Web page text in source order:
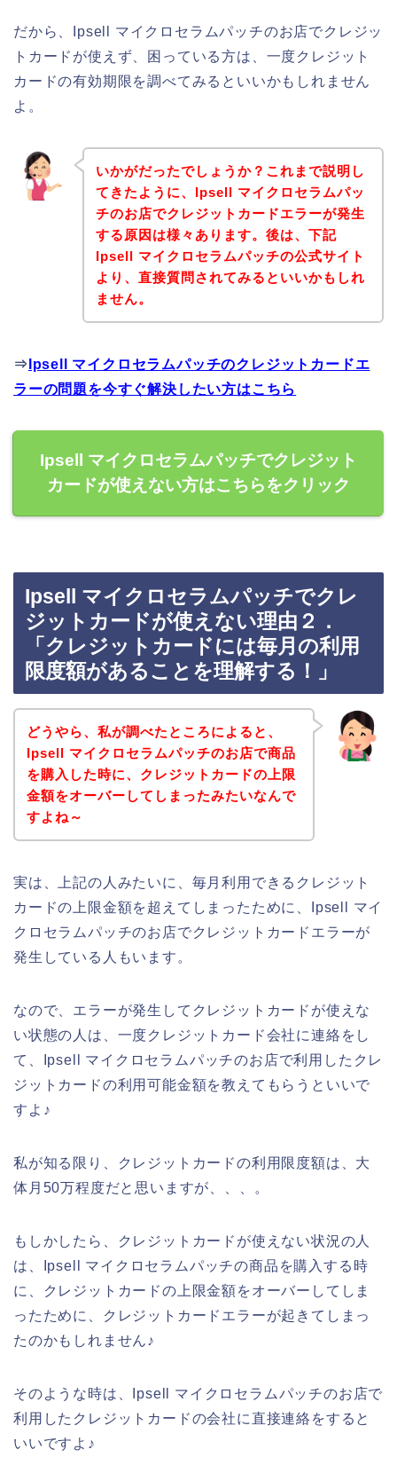
だから、Ipsell マイクロセラムパッチのお店でクレジッ
トカードが使えず、困っている方は、一度クレジット
カードの有効期限を調べてみるといいかもしれません
よ。
いかがだったでしょうか？これまで説明し
てきたように、Ipsell マイクロセラムパッ
チのお店でクレジットカードエラーが発生
する原因は様々あります。後は、下記
Ipsell マイクロセラムパッチの公式サイト
より、直接質問されてみるといいかもしれ
ません。
⇒ Ipsell マイクロセラムパッチのクレジットカードエ
ラーの問題を今すぐ解決したい方はこちら
Ipsell マイクロセラムパッチでクレジット
カードが使えない方はこちらをクリック
Ipsell マイクロセラムパッチでクレ
ジットカードが使えない理由２．
「クレジットカードには毎月の利用
限度額があることを理解する！」
どうやら、私が調べたところによると、
Ipsell マイクロセラムパッチのお店で商品
を購入した時に、クレジットカードの上限
金額をオーバーしてしまったみたいなんで
すよね～
実は、上記の人みたいに、毎月利用できるクレジット
カードの上限金額を超えてしまったために、Ipsell マイ
クロセラムパッチのお店でクレジットカードエラーが
発生している人もいます。
なので、エラーが発生してクレジットカードが使えな
い状態の人は、一度クレジットカード会社に連絡をし
て、Ipsell マイクロセラムパッチのお店で利用したクレ
ジットカードの利用可能金額を教えてもらうといいで
すよ♪
私が知る限り、クレジットカードの利用限度額は、大
体月50万程度だと思いますが、、、。
もしかしたら、クレジットカードが使えない状況の人
は、Ipsell マイクロセラムパッチの商品を購入する時
に、クレジットカードの上限金額をオーバーしてしま
ったために、クレジットカードエラーが起きてしまっ
たのかもしれません♪
そのような時は、Ipsell マイクロセラムパッチのお店で
利用したクレジットカードの会社に直接連絡をすると
いいですよ♪